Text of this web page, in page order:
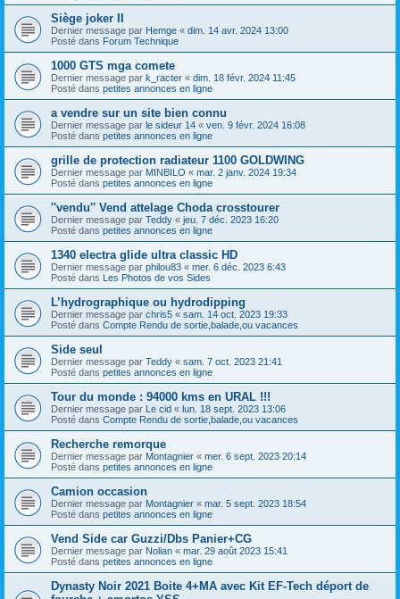
Siège joker II
Dernier message par Hemge « dim. 14 avr. 2024 13:00
Posté dans Forum Technique
1000 GTS mga comete
Dernier message par k_racter « dim. 18 févr. 2024 11:45
Posté dans petites annonces en ligne
a vendre sur un site bien connu
Dernier message par le sideur 14 « ven. 9 févr. 2024 16:08
Posté dans petites annonces en ligne
grille de protection radiateur 1100 GOLDWING
Dernier message par MINBILO « mar. 2 janv. 2024 19:34
Posté dans petites annonces en ligne
''vendu'' Vend attelage Choda crosstourer
Dernier message par Teddy « jeu. 7 déc. 2023 16:20
Posté dans petites annonces en ligne
1340 electra glide ultra classic HD
Dernier message par philou83 « mer. 6 déc. 2023 6:43
Posté dans Les Photos de vos Sides
L’hydrographique ou hydrodipping
Dernier message par chris5 « sam. 14 oct. 2023 19:33
Posté dans Compte Rendu de sortie,balade,ou vacances
Side seul
Dernier message par Teddy « sam. 7 oct. 2023 21:41
Posté dans petites annonces en ligne
Tour du monde : 94000 kms en URAL !!!
Dernier message par Le cid « lun. 18 sept. 2023 13:06
Posté dans Compte Rendu de sortie,balade,ou vacances
Recherche remorque
Dernier message par Montagnier « mer. 6 sept. 2023 20:14
Posté dans petites annonces en ligne
Camion occasion
Dernier message par Montagnier « mar. 5 sept. 2023 18:54
Posté dans petites annonces en ligne
Vend Side car Guzzi/Dbs Panier+CG
Dernier message par Nolian « mar. 29 août 2023 15:41
Posté dans petites annonces en ligne
Dynasty Noir 2021 Boite 4+MA avec Kit EF-Tech déport de